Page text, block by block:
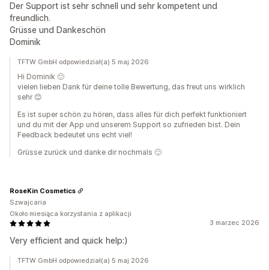
Der Support ist sehr schnell und sehr kompetent und
freundlich.
Grüsse und Dankeschön
Dominik
TFTW GmbH odpowiedział(a) 5 maj 2026
Hi Dominik 🙂
vielen lieben Dank für deine tolle Bewertung, das freut uns wirklich
sehr 😊
Es ist super schön zu hören, dass alles für dich perfekt funktioniert
und du mit der App und unserem Support so zufrieden bist. Dein
Feedback bedeutet uns echt viel!
Grüsse zurück und danke dir nochmals 🙂
3 marzec 2026
Very efficient and quick help:)
RoseKin Cosmetics
Szwajcaria
Około miesiąca korzystania z aplikacji
TFTW GmbH odpowiedział(a) 5 maj 2026